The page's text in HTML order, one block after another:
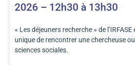
2026 – 12h30 à 13h30
« Les déjeuners recherche » de
unique de rencontrer une chercheuse
sciences sociales.